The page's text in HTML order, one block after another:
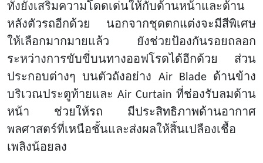
ทั้งยังเสริมความโดดเด่นให้กับด้านหน้าและด้าน
หลังตัวรถอีกด้วย นอกจากชุดตกแต่งจะมีสีพิเศษ
ให้เลือกมากมายแล้ว ยังช่วยป้องกันรอยถลอก
ระหว่างการขับขี่บนทางออฟโรดได้อีกด้วย ส่วน
ประกอบต่างๆ บนตัวถังอย่าง Air Blade ด้านข้าง
บริเวณประตูท้ายและ Air Curtain ที่ช่องรับลมด้าน
หน้า ช่วยให้รถ มีประสิทธิภาพด้านอากาศ
พลศาสตร์ที่เหนือชั้นและส่งผลให้สิ้นเปลืองเชื้อ
เพลิงน้อยลง